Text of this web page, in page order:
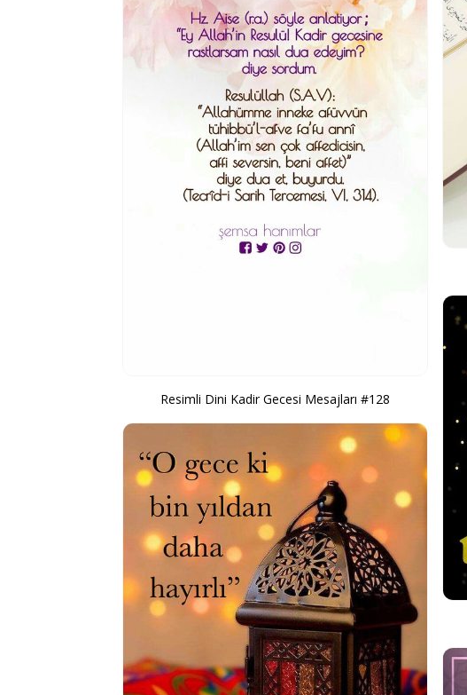
Resimli Dini Kadir Gecesi Mesajları #128